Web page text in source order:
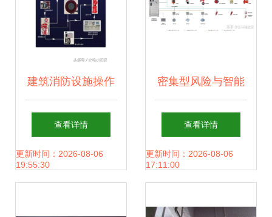
建筑消防设施操作
图解系统研发 智能
化进程中的安全基
查看详情
更新时间：2026-08-06
19:55:30
密集型风险与智能
疏散 工业厂房消防
应急照明与疏散指
查看详情
更新时间：2026-08-06
17:11:00